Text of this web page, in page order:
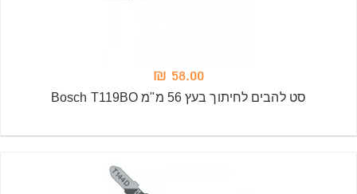
58.00 ₪
סט להבים לחיתוך בעץ 56 מ"מ Bosch T119BO